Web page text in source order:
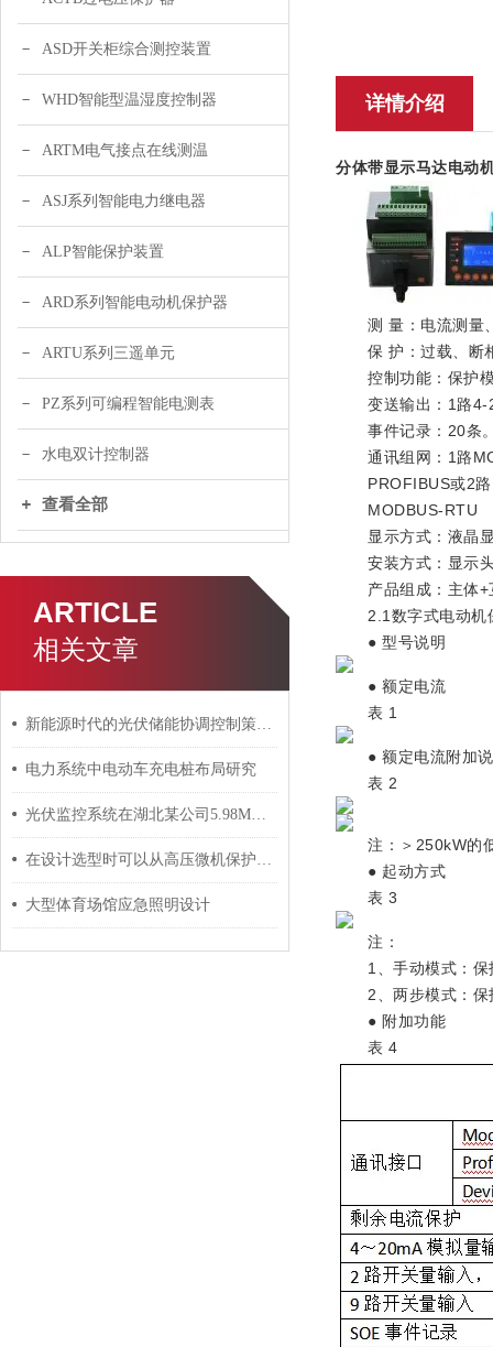
ASD开关柜综合测控装置
WHD智能型温湿度控制器
ARTM电气接点在线测温
ASJ系列智能电力继电器
ALP智能保护装置
ARD系列智能电动机保护器
ARTU系列三遥单元
PZ系列可编程智能电测表
水电双计控制器
查看全部
ARTICLE
相关文章
新能源时代的光伏储能协调控制策略探究
电力系统中电动车充电桩布局研究
光伏监控系统在湖北某公司5.98MW分布式光伏10KV并网系统的应用
在设计选型时可以从高压微机保护装置的可靠性去选择
大型体育场馆应急照明设计
详情介绍
分体带显示马达电动
测 量：电流测量、
保 护：过载、断相
控制功能：保护模
变送输出：1路4-
事件记录：20条
通讯组网：1路
PROFIBUS或2路
MODBUS-RTU
显示方式：液晶
安装方式：显示头
产品组成：主体+
2.1数字式电动机
● 型号说明
● 额定电流
表 1
● 额定电流附加
表 2
注：＞250kW的低
● 起动方式
表 3
注：
1、手动模式：保护
2、两步模式：保护
● 附加功能
表 4